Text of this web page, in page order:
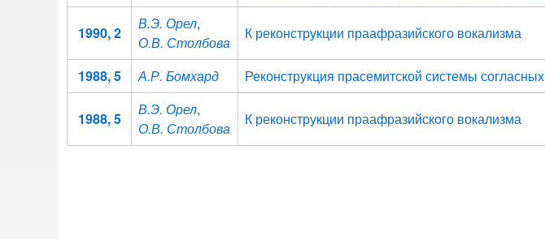
1990, 2
В.Э. Орел,
О.В. Столбова
К реконструкции праафразийского вокализма
1988, 5 А.Р. Бомхард Реконструкция прасемитской системы согласных
1988, 5
В.Э. Орел,
О.В. Столбова
К реконструкции праафразийского вокализма